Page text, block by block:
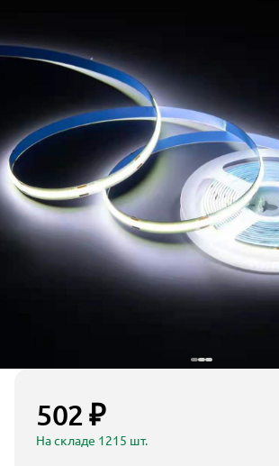
502 ₽
На складе 1215 шт.